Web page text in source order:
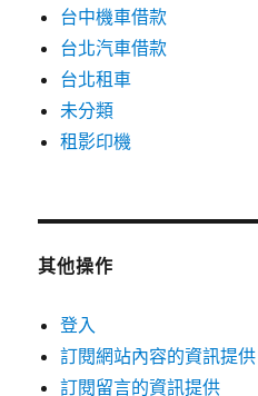
台中機車借款
台北汽車借款
台北租車
未分類
租影印機
其他操作
登入
訂閱網站內容的資訊提供
訂閱留言的資訊提供